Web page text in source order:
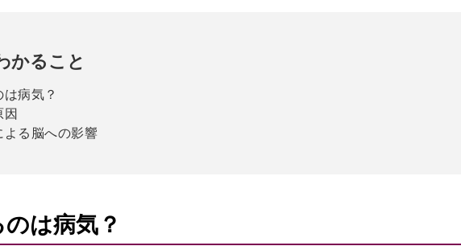
かること
病気？
因
る脳への影響
は病気？